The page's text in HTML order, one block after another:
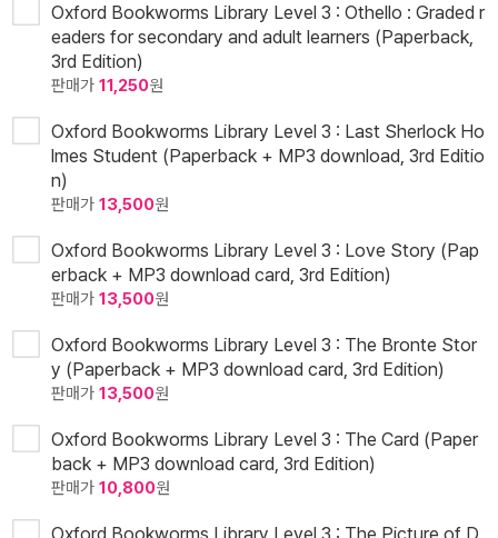
Oxford Bookworms Library Level 3 : Othello : Graded r
eaders for secondary and adult learners (Paperback,
3rd Edition)
판매가 11,250원
Oxford Bookworms Library Level 3 : Last Sherlock Ho
lmes Student (Paperback + MP3 download, 3rd Editio
n)
판매가 13,500원
Oxford Bookworms Library Level 3 : Love Story (Pap
erback + MP3 download card, 3rd Edition)
판매가 13,500원
Oxford Bookworms Library Level 3 : The Bronte Stor
y (Paperback + MP3 download card, 3rd Edition)
판매가 13,500원
Oxford Bookworms Library Level 3 : The Card (Paper
back + MP3 download card, 3rd Edition)
판매가 10,800원